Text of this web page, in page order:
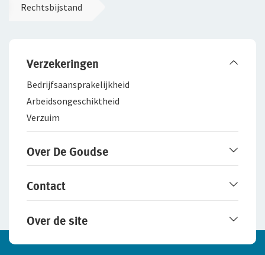
Rechtsbijstand
Verzekeringen
Bedrijfsaanspra­kelijkheid
Arbeidsongeschiktheid
Verzuim
Over De Goudse
Het merk De Goudse
Fraudebeleid
Contact
Online contact opnemen
Over de site
Disclaimer